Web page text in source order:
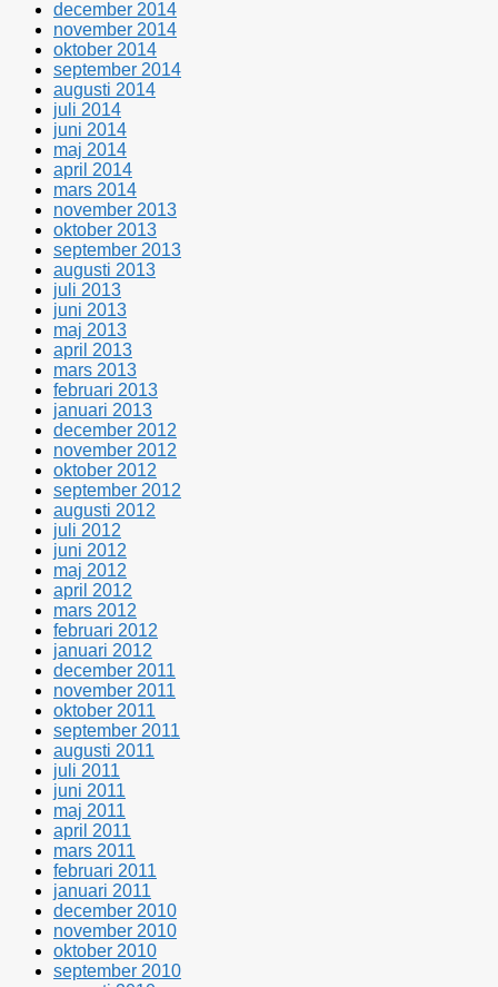
december 2014
november 2014
oktober 2014
september 2014
augusti 2014
juli 2014
juni 2014
maj 2014
april 2014
mars 2014
november 2013
oktober 2013
september 2013
augusti 2013
juli 2013
juni 2013
maj 2013
april 2013
mars 2013
februari 2013
januari 2013
december 2012
november 2012
oktober 2012
september 2012
augusti 2012
juli 2012
juni 2012
maj 2012
april 2012
mars 2012
februari 2012
januari 2012
december 2011
november 2011
oktober 2011
september 2011
augusti 2011
juli 2011
juni 2011
maj 2011
april 2011
mars 2011
februari 2011
januari 2011
december 2010
november 2010
oktober 2010
september 2010